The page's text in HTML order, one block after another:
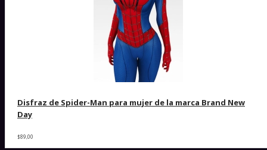
Disfraz de Spider-Man para mujer de la marca Brand New
Day
$89,00